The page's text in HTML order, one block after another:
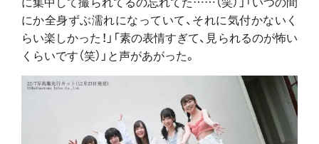
にか全身ずぶ濡れになっていて、それに気付かないく
らい楽しかった！」「素の表情すぎて、見られるのが怖い
くらいです（笑）」と声があがった。